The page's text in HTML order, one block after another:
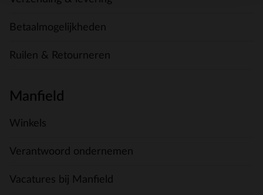
Betaalmogelijkheden
Ruilen & Retourneren
Manfield
Winkels
Verantwoord ondernemen
Vacatures bij Manfield